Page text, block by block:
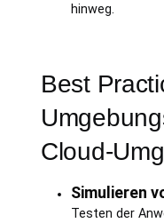
hinweg.
Best
Cloud-
Simulieren
Testen der